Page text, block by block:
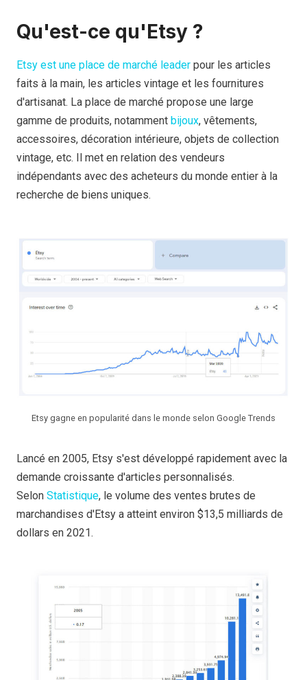
Qu'est-ce qu'Etsy ?
Etsy est une place de marché leader pour les articles
faits à la main, les articles vintage et les fournitures
d'artisanat. La place de marché propose une large
gamme de produits, notamment bijoux, vêtements,
accessoires, décoration intérieure, objets de collection
vintage, etc. Il met en relation des vendeurs
indépendants avec des acheteurs du monde entier à la
recherche de biens uniques.
Etsy gagne en popularité dans le monde selon Google Trends
Lancé en 2005, Etsy s'est développé rapidement avec la
demande croissante d'articles personnalisés.
Selon Statistique, le volume des ventes brutes de
marchandises d'Etsy a atteint environ $13,5 milliards de
dollars en 2021.